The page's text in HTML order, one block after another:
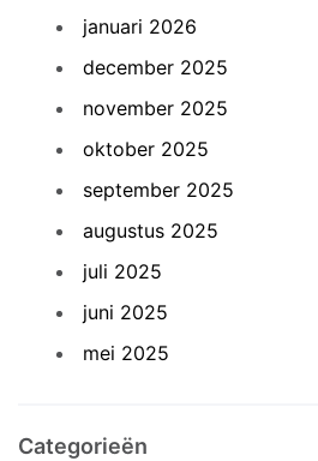
januari 2026
december 2025
november 2025
oktober 2025
september 2025
augustus 2025
juli 2025
juni 2025
mei 2025
Categorieën